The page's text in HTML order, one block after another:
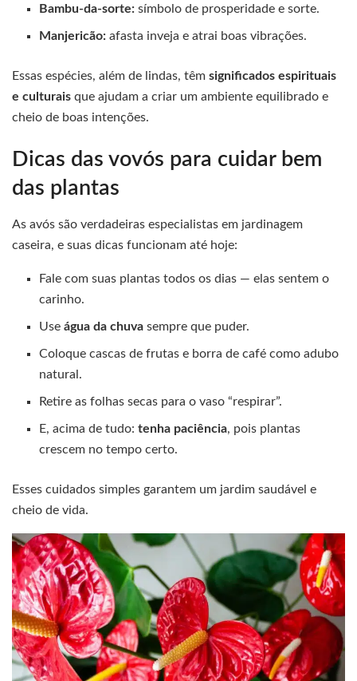
Bambu-da-sorte: símbolo de prosperidade e sorte.
Manjericão: afasta inveja e atrai boas vibrações.
Essas espécies, além de lindas, têm significados espirituais
e culturais que ajudam a criar um ambiente equilibrado e
cheio de boas intenções.
Dicas das vovós para cuidar bem
das plantas
As avós são verdadeiras especialistas em jardinagem
caseira, e suas dicas funcionam até hoje:
Fale com suas plantas todos os dias — elas sentem o
carinho.
Useágua da chuva sempre que puder.
Coloque cascas de frutas e borra de café como adubo
natural.
Retire as folhas secas para o vaso “respirar”.
E, acima de tudo:tenha paciência, pois plantas
crescem no tempo certo.
Esses cuidados simples garantem um jardim saudável e
cheio de vida.